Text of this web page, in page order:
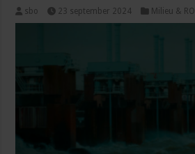
sbo 23 september 2024 Milieu & RO